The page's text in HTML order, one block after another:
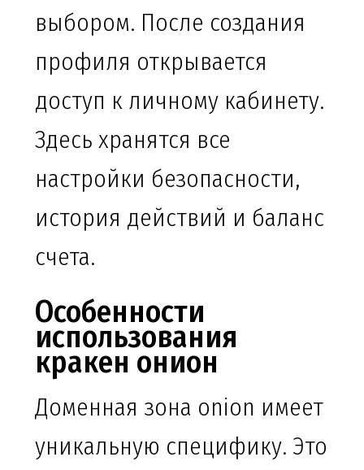
выбором. После создания
профиля открывается
доступ к личному кабинету.
Здесь хранятся все
настройки безопасности,
история действий и баланс
счета.
Особенности
использования
кракен онион
Доменная зона onion имеет
уникальную специфику. Это